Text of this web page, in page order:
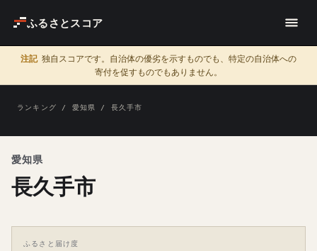
ふるさとスコア
注記 独自スコアです。自治体の優劣を示すものでも、特定の自治体への
寄付を促すものでもありません。
ランキング / 愛知県 / 長久手市
愛知県
長久手市
ふるさと届け度